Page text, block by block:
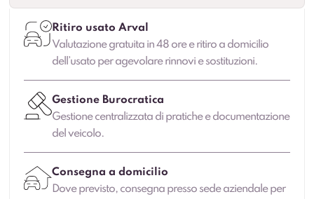
Ritiro usato Arval
Valutazione gratuita in 48 ore e ritiro a domicilio
dell’usato per agevolare rinnovi e sostituzioni.
Gestione Burocratica
Gestione centralizzata di pratiche e documentazione
del veicolo.
Consegna a domicilio
Dove previsto, consegna presso sede aziendale per